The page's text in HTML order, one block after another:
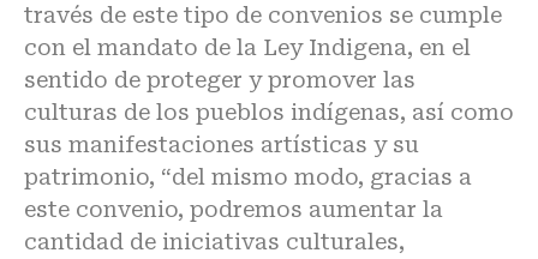
través de este tipo de convenios se cumple
con el mandato de la Ley Indigena, en el
sentido de proteger y promover las
culturas de los pueblos indígenas, así como
sus manifestaciones artísticas y su
patrimonio, “del mismo modo, gracias a
este convenio, podremos aumentar la
cantidad de iniciativas culturales,